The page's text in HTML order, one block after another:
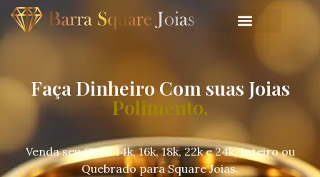
Faça Dinheiro Com suas Joias
Polimento.
de ródio em joias.
Venda seu Ouro 14k, 16k, 18k, 22k e 24k, Inteiro ou
Quebrado para Square Joias.